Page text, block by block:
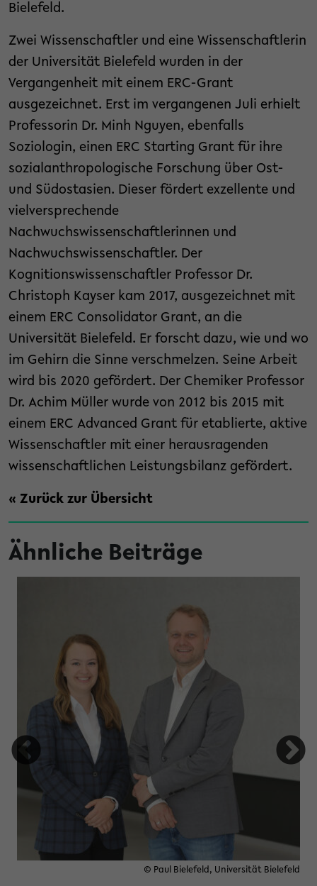
Bielefeld.
Zwei Wissenschaftler und eine Wissenschaftlerin
der Universität Bielefeld wurden in der
Vergangenheit mit einem ERC-Grant
ausgezeichnet. Erst im vergangenen Juli erhielt
Professorin Dr. Minh Nguyen, ebenfalls
Soziologin, einen ERC Starting Grant für ihre
sozialanthropologische Forschung über Ost-
und Südostasien. Dieser fördert exzellente und
vielversprechende
Nachwuchswissenschaftlerinnen und
Nachwuchswissenschaftler. Der
Kognitionswissenschaftler Professor Dr.
Christoph Kayser kam 2017, ausgezeichnet mit
einem ERC Consolidator Grant, an die
Universität Bielefeld. Er forscht dazu, wie und wo
im Gehirn die Sinne verschmelzen. Seine Arbeit
wird bis 2020 gefördert. Der Chemiker Professor
Dr. Achim Müller wurde von 2012 bis 2015 mit
einem ERC Advanced Grant für etablierte, aktive
Wissenschaftler mit einer herausragenden
wissenschaftlichen Leistungsbilanz gefördert.
« Zurück zur Übersicht
Ähnliche Beiträge
Studienfonds OWL
© Paul Bielefeld, Universität Bielefeld